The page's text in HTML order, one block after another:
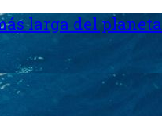
larga del planeta